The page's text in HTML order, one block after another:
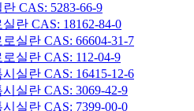
CAS: 5283-66-9
란 CAS: 18162-84-0
실란 CAS: 66604-31-7
실란 CAS: 112-04-9
실란 CAS: 16415-12-6
실란 CAS: 3069-42-9
실란 CAS: 7399-00-0